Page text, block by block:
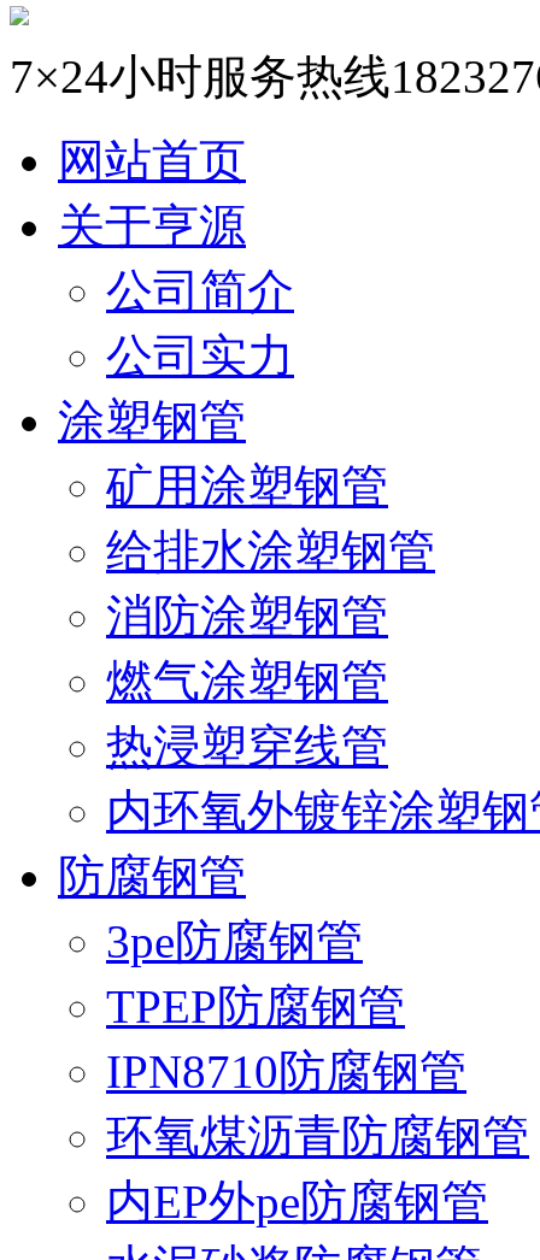
7×24小时服务热线
网站首页
关于亨源
公司简介
公司实力
涂塑钢管
矿用涂塑钢管
给排水涂塑钢管
消防涂塑钢管
燃气涂塑钢管
热浸塑穿线管
内环氧外镀锌涂塑钢
防腐钢管
3pe防腐钢管
TPEP防腐钢管
IPN8710防腐钢管
环氧煤沥青防腐钢管
内EP外pe防腐钢管